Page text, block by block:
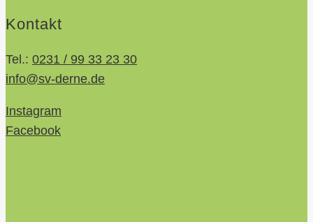
Kontakt
Tel.: 0231 / 99 33 23 30
info@sv-derne.de
Instagram
Facebook